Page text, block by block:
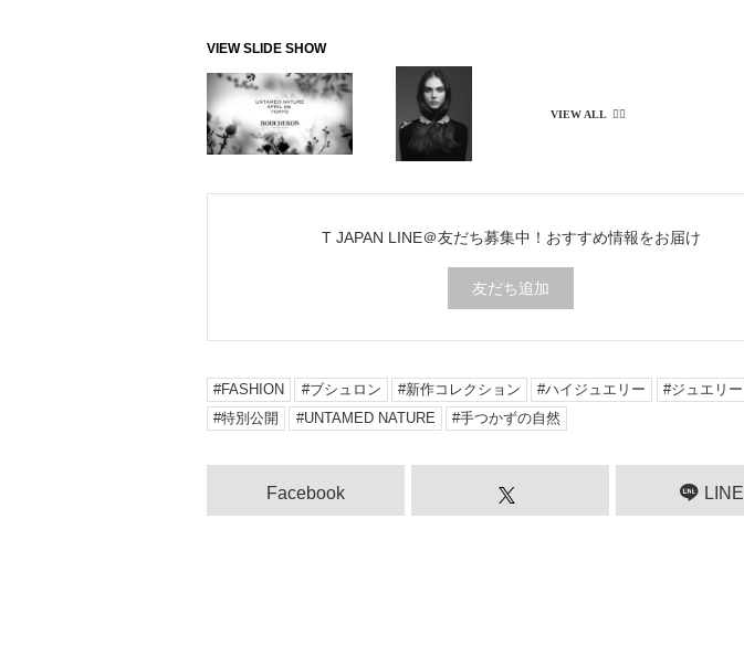
T JAPAN LINE＠友だち募集中！ おすすめ情報をお届け
友だち追加
FASHION ブシュロン 新作コレクション ハイジュエリー
ジュエリー
特別公開
UNTAMED NATURE 手つかずの自然
Facebook LINE